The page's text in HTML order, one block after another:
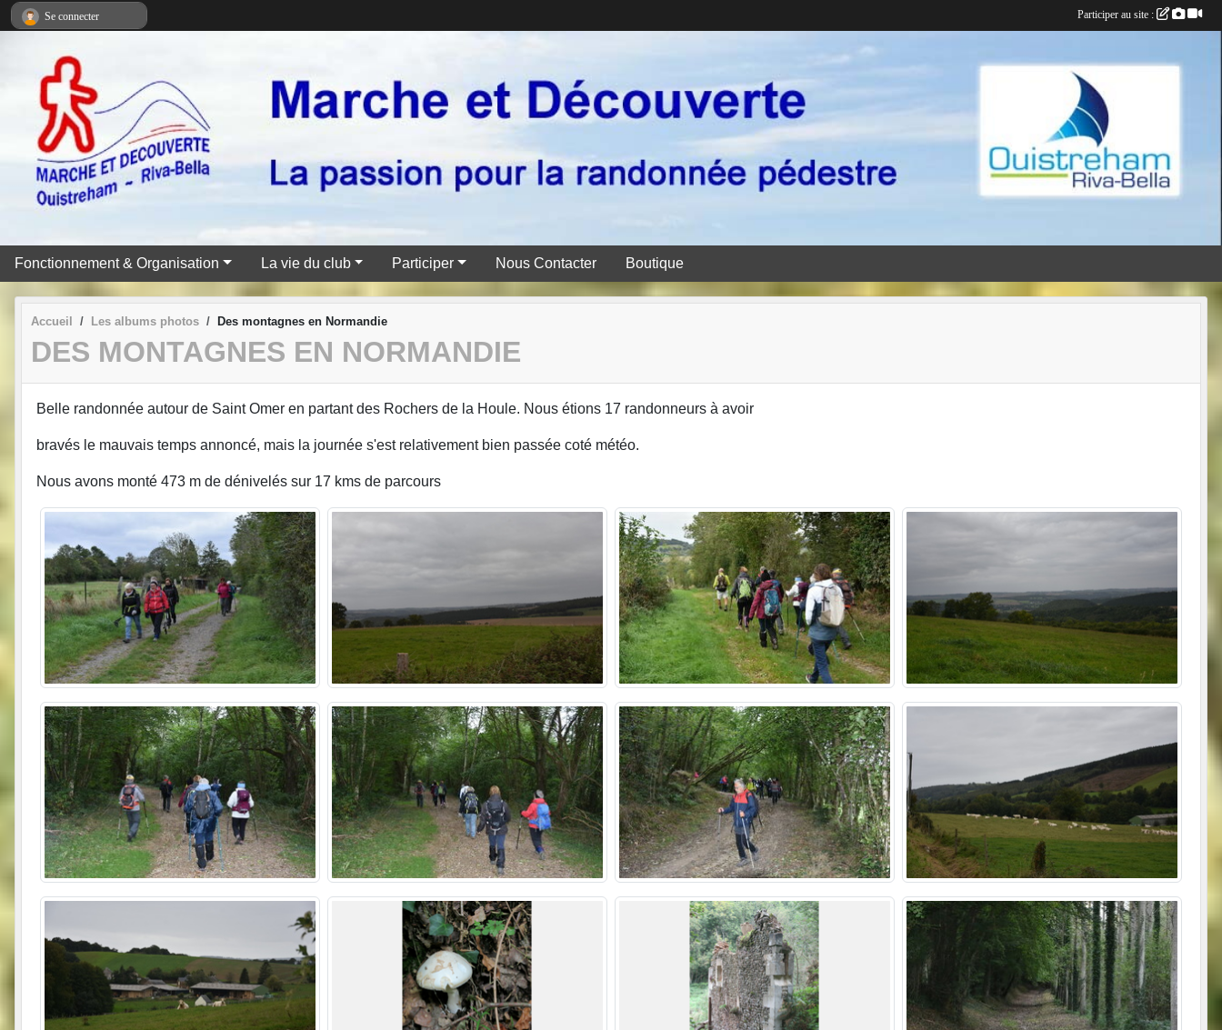
Fonctionnement & Organisation La vie du club Participer Nous Contacter Boutique
Accueil Les albums photos Des montagnes en Normandie
DES MONTAGNES EN NORMANDIE
Belle randonnée autour de Saint Omer en partant des Rochers de la Houle. Nous étions 17 randonneurs à avoir
bravés le mauvais temps annoncé, mais la journée s'est relativement bien passée coté météo.
Nous avons monté 473 m de dénivelés sur 17 kms de parcours
Se connecter Participer au site :
Panneau de gestion des cookies